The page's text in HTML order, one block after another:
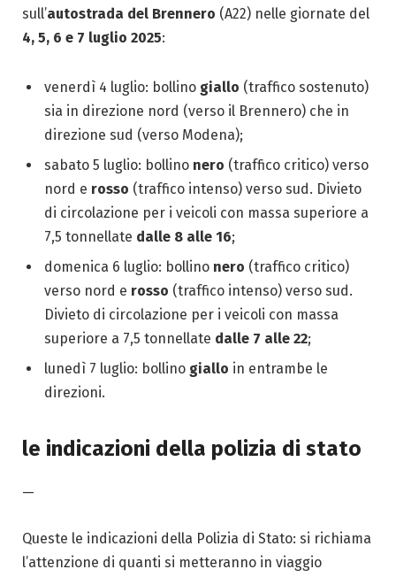
sull’autostrada del Brennero (A22) nelle giornate del
4, 5, 6 e 7 luglio 2025:
venerdì 4 luglio: bollino giallo (traffico sostenuto)
sia in direzione nord (verso il Brennero) che in
direzione sud (verso Modena);
sabato 5 luglio: bollino nero (traffico critico) verso
nord e rosso (traffico intenso) verso sud. Divieto
di circolazione per i veicoli con massa superiore a
7,5 tonnellate dalle 8 alle 16;
domenica 6 luglio: bollino nero (traffico critico)
verso nord e rosso (traffico intenso) verso sud.
Divieto di circolazione per i veicoli con massa
superiore a 7,5 tonnellate dalle 7 alle 22;
lunedì 7 luglio: bollino giallo in entrambe le
direzioni.
le indicazioni della polizia di stato
—
Queste le indicazioni della Polizia di Stato: si richiama
l’attenzione di quanti si metteranno in viaggio